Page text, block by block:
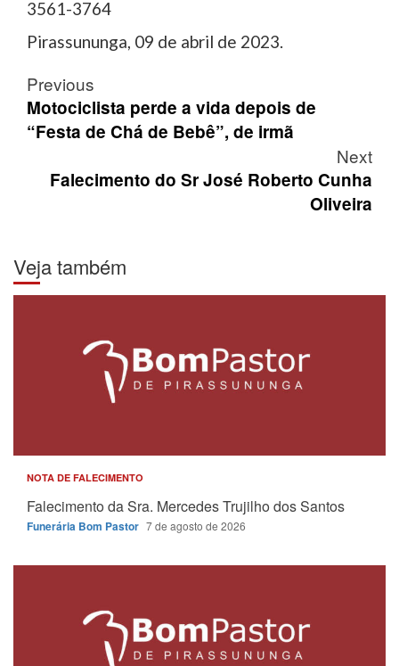
3561-3764
Pirassununga, 09 de abril de 2023.
Post
navigation
Previous
Motociclista perde a vida depois de
“Festa de Chá de Bebê”, de irmã
Next
Falecimento do Sr José Roberto Cunha
Oliveira
Veja também
NOTA DE FALECIMENTO
Falecimento da Sra. Mercedes Trujilho dos Santos
Funerária Bom Pastor 7 de agosto de 2026